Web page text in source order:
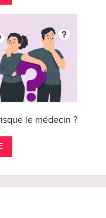
le médecin ?